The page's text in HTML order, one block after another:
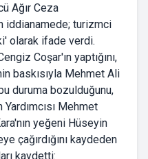
Ağır Ceza
iddianamede; turizmci
olarak ifade verdi.
Coşar'ın yaptığını,
baskısıyla Mehmet Ali
duruma bozulduğunu,
Mehmet
yeğeni Hüseyin
çağırdığını kaydeden
kaydetti: